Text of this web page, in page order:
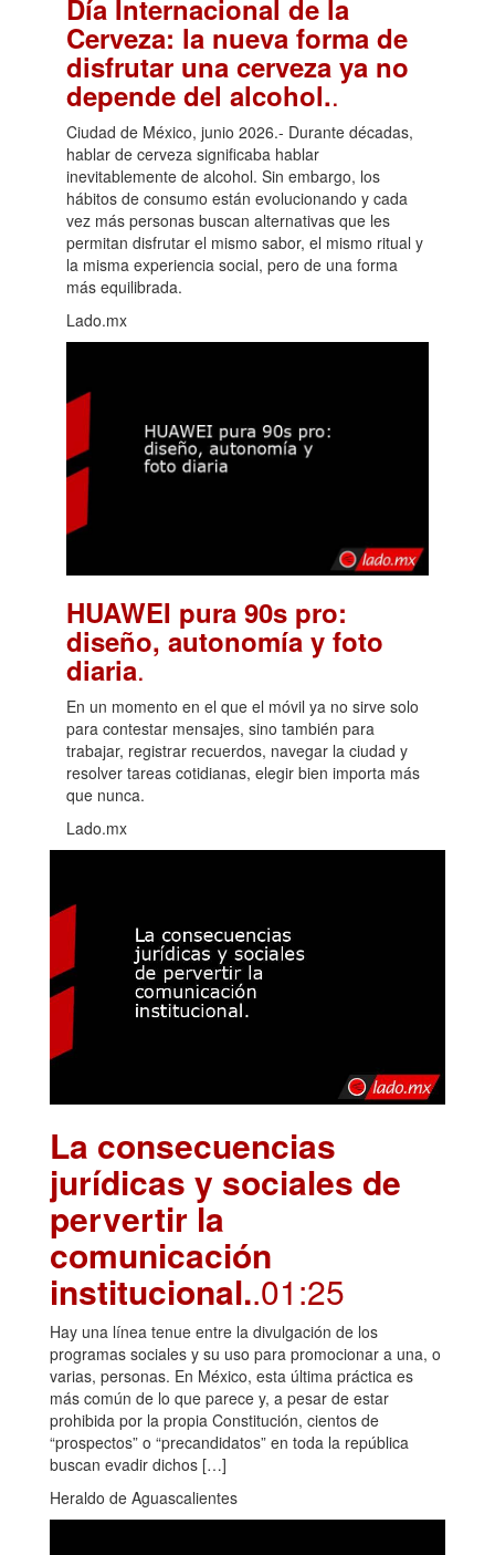
Día Internacional de la
Cerveza: la nueva forma de
disfrutar una cerveza ya no
depende del alcohol..
Ciudad de México, junio 2026.- Durante décadas,
hablar de cerveza significaba hablar
inevitablemente de alcohol. Sin embargo, los
hábitos de consumo están evolucionando y cada
vez más personas buscan alternativas que les
permitan disfrutar el mismo sabor, el mismo ritual y
la misma experiencia social, pero de una forma
más equilibrada.
Lado.mx
HUAWEI pura 90s pro:
diseño, autonomía y foto
diaria.
En un momento en el que el móvil ya no sirve solo
para contestar mensajes, sino también para
trabajar, registrar recuerdos, navegar la ciudad y
resolver tareas cotidianas, elegir bien importa más
que nunca.
Lado.mx
La consecuencias
jurídicas y sociales de
pervertir la
comunicación
institucional..01:25
Hay una línea tenue entre la divulgación de los
programas sociales y su uso para promocionar a una, o
varias, personas. En México, esta última práctica es
más común de lo que parece y, a pesar de estar
prohibida por la propia Constitución, cientos de
“prospectos” o “precandidatos” en toda la república
buscan evadir dichos […]
Heraldo de Aguascalientes